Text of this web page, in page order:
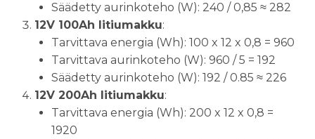
Säädetty aurinkoteho (W): 240 / 0,85 ≈ 282
12V 100Ah litiumakku:
Tarvittava energia (Wh): 100 x 12 x 0,8 = 960
Tarvittava aurinkoteho (W): 960 / 5 = 192
Säädetty aurinkoteho (W): 192 / 0.85 ≈ 226
12V 200Ah litiumakku:
Tarvittava energia (Wh): 200 x 12 x 0,8 =
1920